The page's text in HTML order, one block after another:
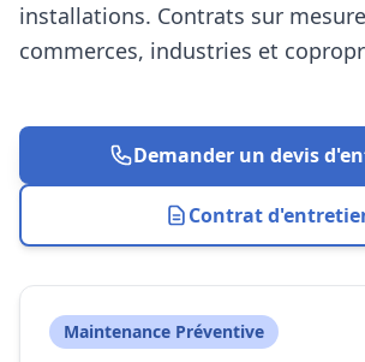
installations. Contrats sur
commerces, industries et
Demander un devis
Contrat
Maintenance Préventive